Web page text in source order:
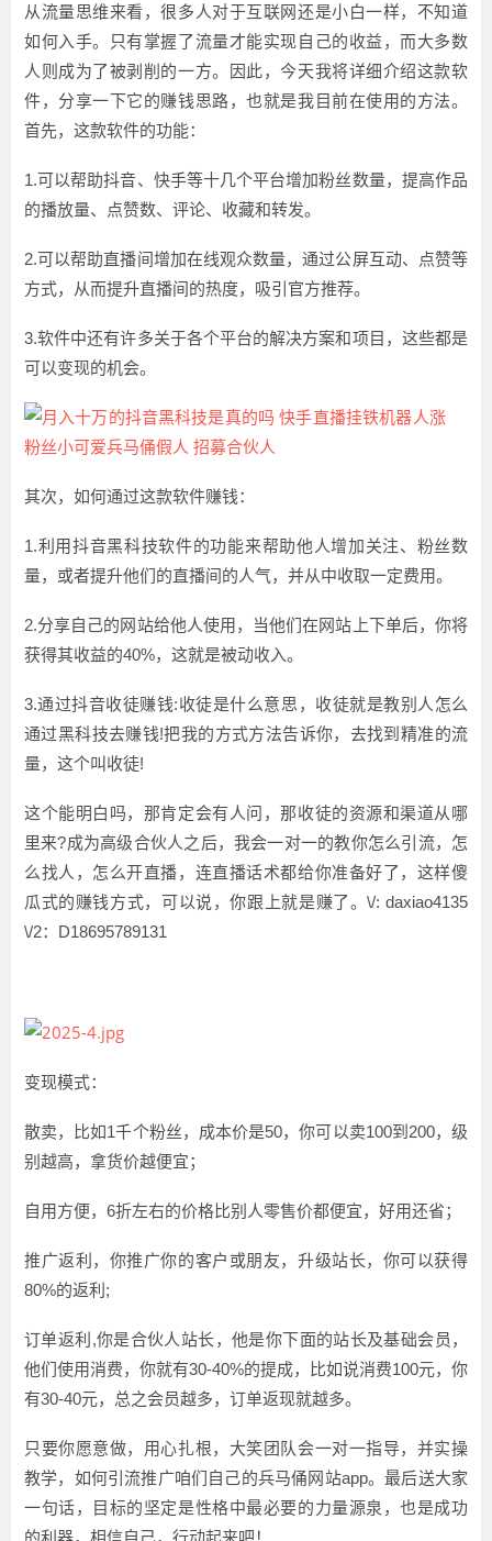
从流量思维来看，很多人对于互联网还是小白一样，不知道
如何入手。只有掌握了流量才能实现自己的收益，而大多数
人则成为了被剥削的一方。因此，今天我将详细介绍这款软
件，分享一下它的赚钱思路，也就是我目前在使用的方法。
首先，这款软件的功能：
1.可以帮助抖音、快手等十几个平台增加粉丝数量，提高作品
的播放量、点赞数、评论、收藏和转发。
2.可以帮助直播间增加在线观众数量，通过公屏互动、点赞等
方式，从而提升直播间的热度，吸引官方推荐。
3.软件中还有许多关于各个平台的解决方案和项目，这些都是
可以变现的机会。
其次，如何通过这款软件赚钱：
1.利用抖音黑科技软件的功能来帮助他人增加关注、粉丝数
量，或者提升他们的直播间的人气，并从中收取一定费用。
2.分享自己的网站给他人使用，当他们在网站上下单后，你将
获得其收益的40%，这就是被动收入。
3.通过抖音收徒赚钱:收徒是什么意思，收徒就是教别人怎么
通过黑科技去赚钱!把我的方式方法告诉你，去找到精准的流
量，这个叫收徒!
这个能明白吗，那肯定会有人问，那收徒的资源和渠道从哪
里来?成为高级合伙人之后，我会一对一的教你怎么引流，怎
么找人，怎么开直播，连直播话术都给你准备好了，这样傻
瓜式的赚钱方式，可以说，你跟上就是赚了。\/: daxiao4135
\/2：D18695789131
变现模式：
散卖，比如1千个粉丝，成本价是50，你可以卖100到200，级
别越高，拿货价越便宜；
自用方便，6折左右的价格比别人零售价都便宜，好用还省；
推广返利，你推广你的客户或朋友，升级站长，你可以获得
80%的返利;
订单返利,你是合伙人站长，他是你下面的站长及基础会员，
他们使用消费，你就有30-40%的提成，比如说消费100元，你
有30-40元，总之会员越多，订单返现就越多。
只要你愿意做，用心扎根，大笑团队会一对一指导，并实操
教学，如何引流推广咱们自己的兵马俑网站app。最后送大家
一句话，目标的坚定是性格中最必要的力量源泉，也是成功
的利器，相信自己，行动起来吧！